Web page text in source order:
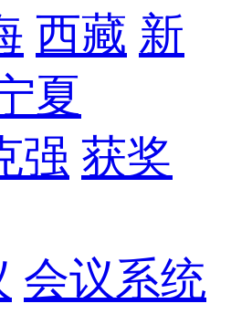
西藏 新
夏
强 获奖
会议系统